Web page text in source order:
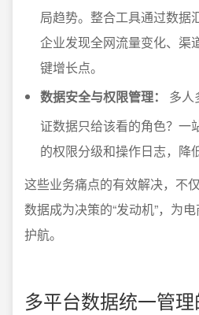
局趋势。整合工具通过数据
企业发现全网流量变化、渠
键增长点。
数据安全与权限管理：
多人
证数据只给该看的角色？一
的权限分级和操作日志，降
这些业务痛点的有效解决，不
数据成为决策的“发动机”，为
护航。
多平台数据统一管